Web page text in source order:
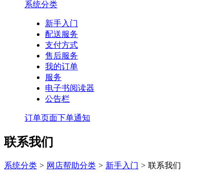
系统分类
新手入门
配送服务
支付方式
售后服务
我的订单
服务
电子书阅读器
公告栏
订单页面下单通知
联系我们
系统分类 > 网店帮助分类 > 新手入门 > 联系我们